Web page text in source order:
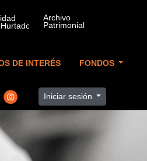
DE INTERÉS FONDOS
Iniciar sesión